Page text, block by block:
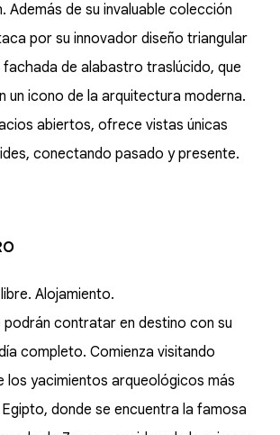
Además de su invaluable colección
por su innovador diseño triangular
fachada de alabastro traslúcido, que
un icono de la arquitectura moderna.
abiertos, ofrece vistas únicas
conectando pasado y presente.
Alojamiento.
podrán contratar en destino con su
completo. Comienza visitando
los yacimientos arqueológicos más
donde se encuentra la famosa